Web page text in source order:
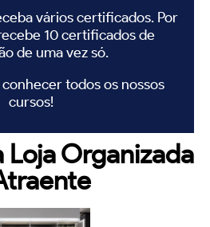
vários certificados. Por
10 certificados de
de uma vez só.
conhecer todos os nossos
cursos!
Loja Organizada